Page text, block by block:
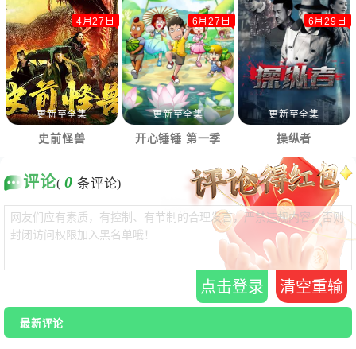
4月27日
更新至全集
史前怪兽
6月27日
更新至全集
开心锤锤 第一季
6月29日
更新至全集
操纵者
评论(0 条评论)
点击登录 清空重输
最新评论